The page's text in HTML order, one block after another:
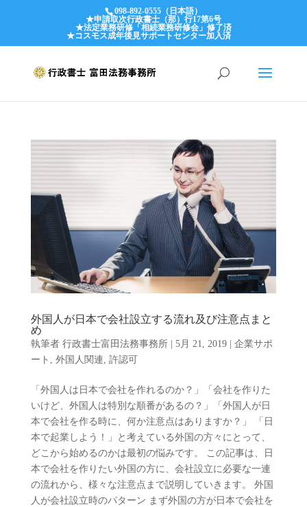
098-892-0555（日本語）
★申請取次行政書士（那）行17第6号
★法定業務研修「相続業務研修会」修了済
★コスモス成年後見サポートセンター加入済
外国人が日本で会社設立する流れ及び注意点まと
め
執筆者 行政書士富田法務事務所| 5月 21, 2019| 企業サポ
ート
外国人関連 許認可
「外国人は日本で会社を作れるのか？」「会社を作りた
いけど、外国人は特別な順番があるの？」「外国人が日
本で会社を作る時に、何か注意点はありますか？」 「日
本で起業しよう！」と考えている外国の方々にとって、
どこから始めるのかは最初の悩みです。 この記事は、日
本で会社を作りたい外国の方に、会社設立に必要な一連
の流れから、様々な注意点まで説明していきます。 外国
人が会社設立時のパターン まず外国の方が日本で会社を